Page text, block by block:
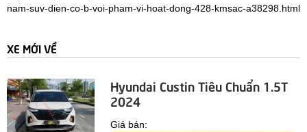
nam-suv-dien-co-b-voi-pham-vi-hoat-dong-428-kmsac-a38298.html
XE MỚI VỀ
Hyundai Custin Tiêu Chuẩn 1.5T
2024
Giá bán: